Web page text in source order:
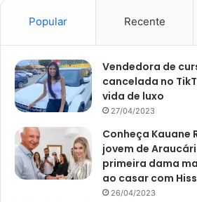
Se o seu jardim tem problemas com
faça seu inseticida caseiro
dentro de um borrifador, aplicando
detergente ajuda na eliminação das
pulgões, não prejudicando as
Cobertura morta
A cobertura morta é uma das dicas
eficazes. Essa técnica consiste na
Popular Recente
Vendedora de
cancelada no
vida de luxo
27/04/2023
Conheça Kauane
jovem de
primeira dama
ao casar com
26/04/2023